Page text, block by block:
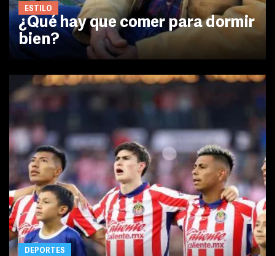
ESTILO
¿Qué hay que comer para dormir
bien?
DEPORTES